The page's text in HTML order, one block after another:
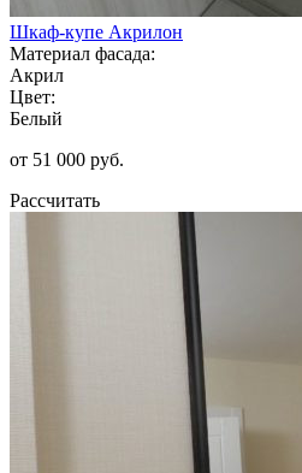
Шкаф-купе Акрилон
Материал фасада:
Акрил
Цвет:
Белый
от 51 000 руб.
Рассчитать